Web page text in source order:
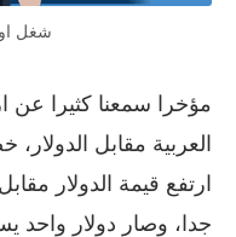
شغل
مؤخرا سمعنا كثيرا عن
العربية مقابل
ارتفع قيمة الدولار
جدا، وصار دولار واحد يساوي